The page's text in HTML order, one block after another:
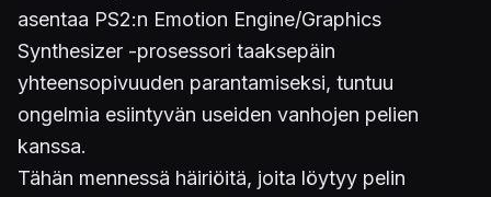
asentaa PS2:n Emotion Engine/Graphics
Synthesizer -prosessori taaksepäin
yhteensopivuuden parantamiseksi, tuntuu
ongelmia esiintyvän useiden vanhojen pelien
kanssa.
Tähän mennessä häiriöitä, joita löytyy pelin